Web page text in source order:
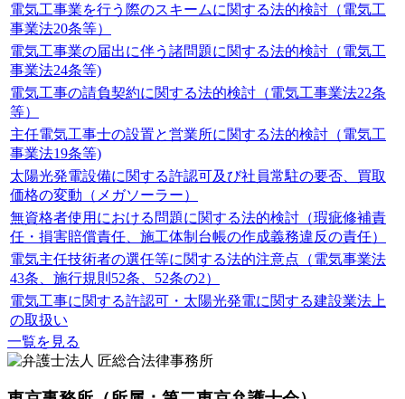
電気工事業を行う際のスキームに関する法的検討（電気工
事業法20条等）
電気工事業の届出に伴う諸問題に関する法的検討（電気工
事業法24条等)
電気工事の請負契約に関する法的検討（電気工事業法22条
等）
主任電気工事士の設置と営業所に関する法的検討（電気工
事業法19条等)
太陽光発電設備に関する許認可及び社員常駐の要否、買取
価格の変動（メガソーラー）
無資格者使用における問題に関する法的検討（瑕疵修補責
任・損害賠償責任、施工体制台帳の作成義務違反の責任）
電気主任技術者の選任等に関する法的注意点（電気事業法
43条、施行規則52条、52条の2）
電気工事に関する許認可・太陽光発電に関する建設業法上
の取扱い
一覧を見る